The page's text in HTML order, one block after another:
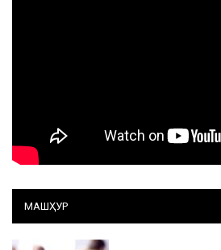
МАШҲУР